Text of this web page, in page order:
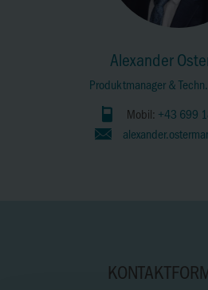
Alexander
Produktmanager &
Mobil: +43 699